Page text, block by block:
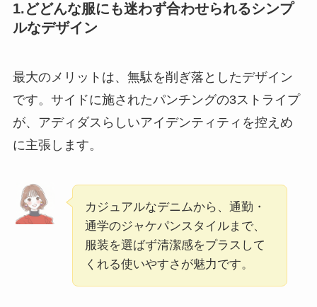
1.どどんな服にも迷わず合わせられるシンプ
ルなデザイン
最大のメリットは、無駄を削ぎ落としたデザイン
です。サイドに施されたパンチングの3ストライプ
が、アディダスらしいアイデンティティを控えめ
に主張します。
カジュアルなデニムから、通勤・
通学のジャケパンスタイルまで、
服装を選ばず清潔感をプラスして
くれる使いやすさが魅力です。